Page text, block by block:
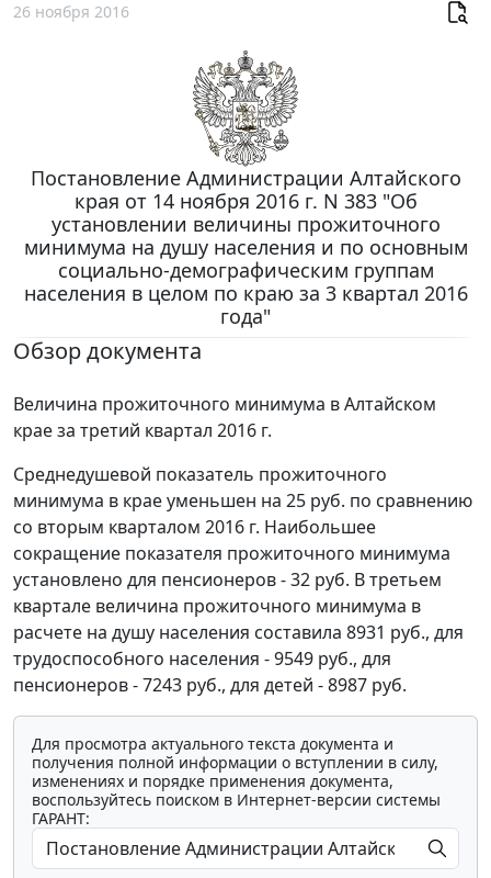
26 ноября 2016
Постановление Администрации Алтайского
края от 14 ноября 2016 г. N 383 "Об
установлении величины прожиточного
минимума на душу населения и по основным
социально-демографическим группам
населения в целом по краю за 3 квартал 2016
года"
Обзор документа
Величина прожиточного минимума в Алтайском
крае за третий квартал 2016 г.
Среднедушевой показатель прожиточного
минимума в крае уменьшен на 25 руб. по сравнению
со вторым кварталом 2016 г. Наибольшее
сокращение показателя прожиточного минимума
установлено для пенсионеров - 32 руб. В третьем
квартале величина прожиточного минимума в
расчете на душу населения составила 8931 руб., для
трудоспособного населения - 9549 руб., для
пенсионеров - 7243 руб., для детей - 8987 руб.
Для просмотра актуального текста документа и
получения полной информации о вступлении в силу,
изменениях и порядке применения документа,
воспользуйтесь поиском в Интернет-версии системы
ГАРАНТ: